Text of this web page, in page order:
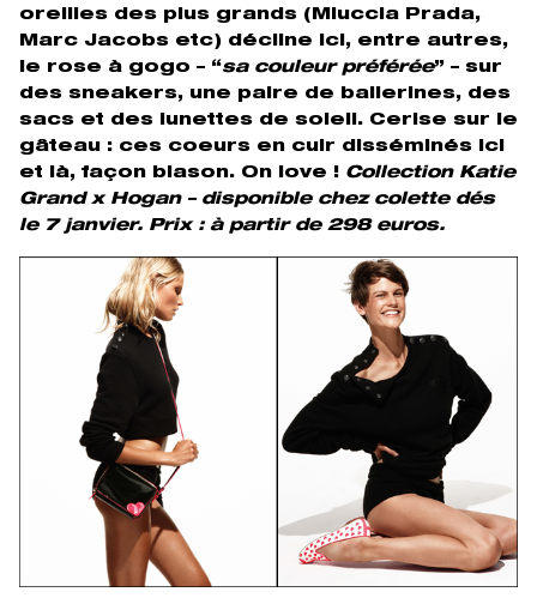
oreilles des plus grands (Miuccia Prada,
Marc Jacobs etc) décline ici, entre autres,
le rose à gogo – “sa couleur préférée” – sur
des sneakers, une paire de ballerines, des
sacs et des lunettes de soleil. Cerise sur le
gâteau : ces coeurs en cuir disséminés ici
et là, façon blason. On love ! Collection Katie
Grand x Hogan – disponible chez colette dés
le 7 janvier. Prix : à partir de 298 euros.